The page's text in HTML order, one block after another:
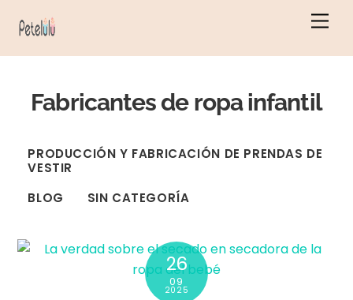
Fabricantes de ropa infantil
PRODUCCIÓN Y FABRICACIÓN DE PRENDAS DE
VESTIR
BLOG
SIN CATEGORÍA
26
09
2025